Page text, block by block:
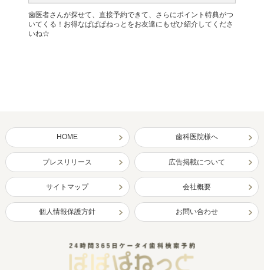
歯医者さんが探せて、直接予約できて、さらにポイント特典がつ
いてくる！お得なぱぱぱねっとをお友達にもぜひ紹介してくださ
いね☆
HOME 歯科医院様へ
プレスリリース 広告掲載について
サイトマップ 会社概要
個人情報保護方針 お問い合わせ